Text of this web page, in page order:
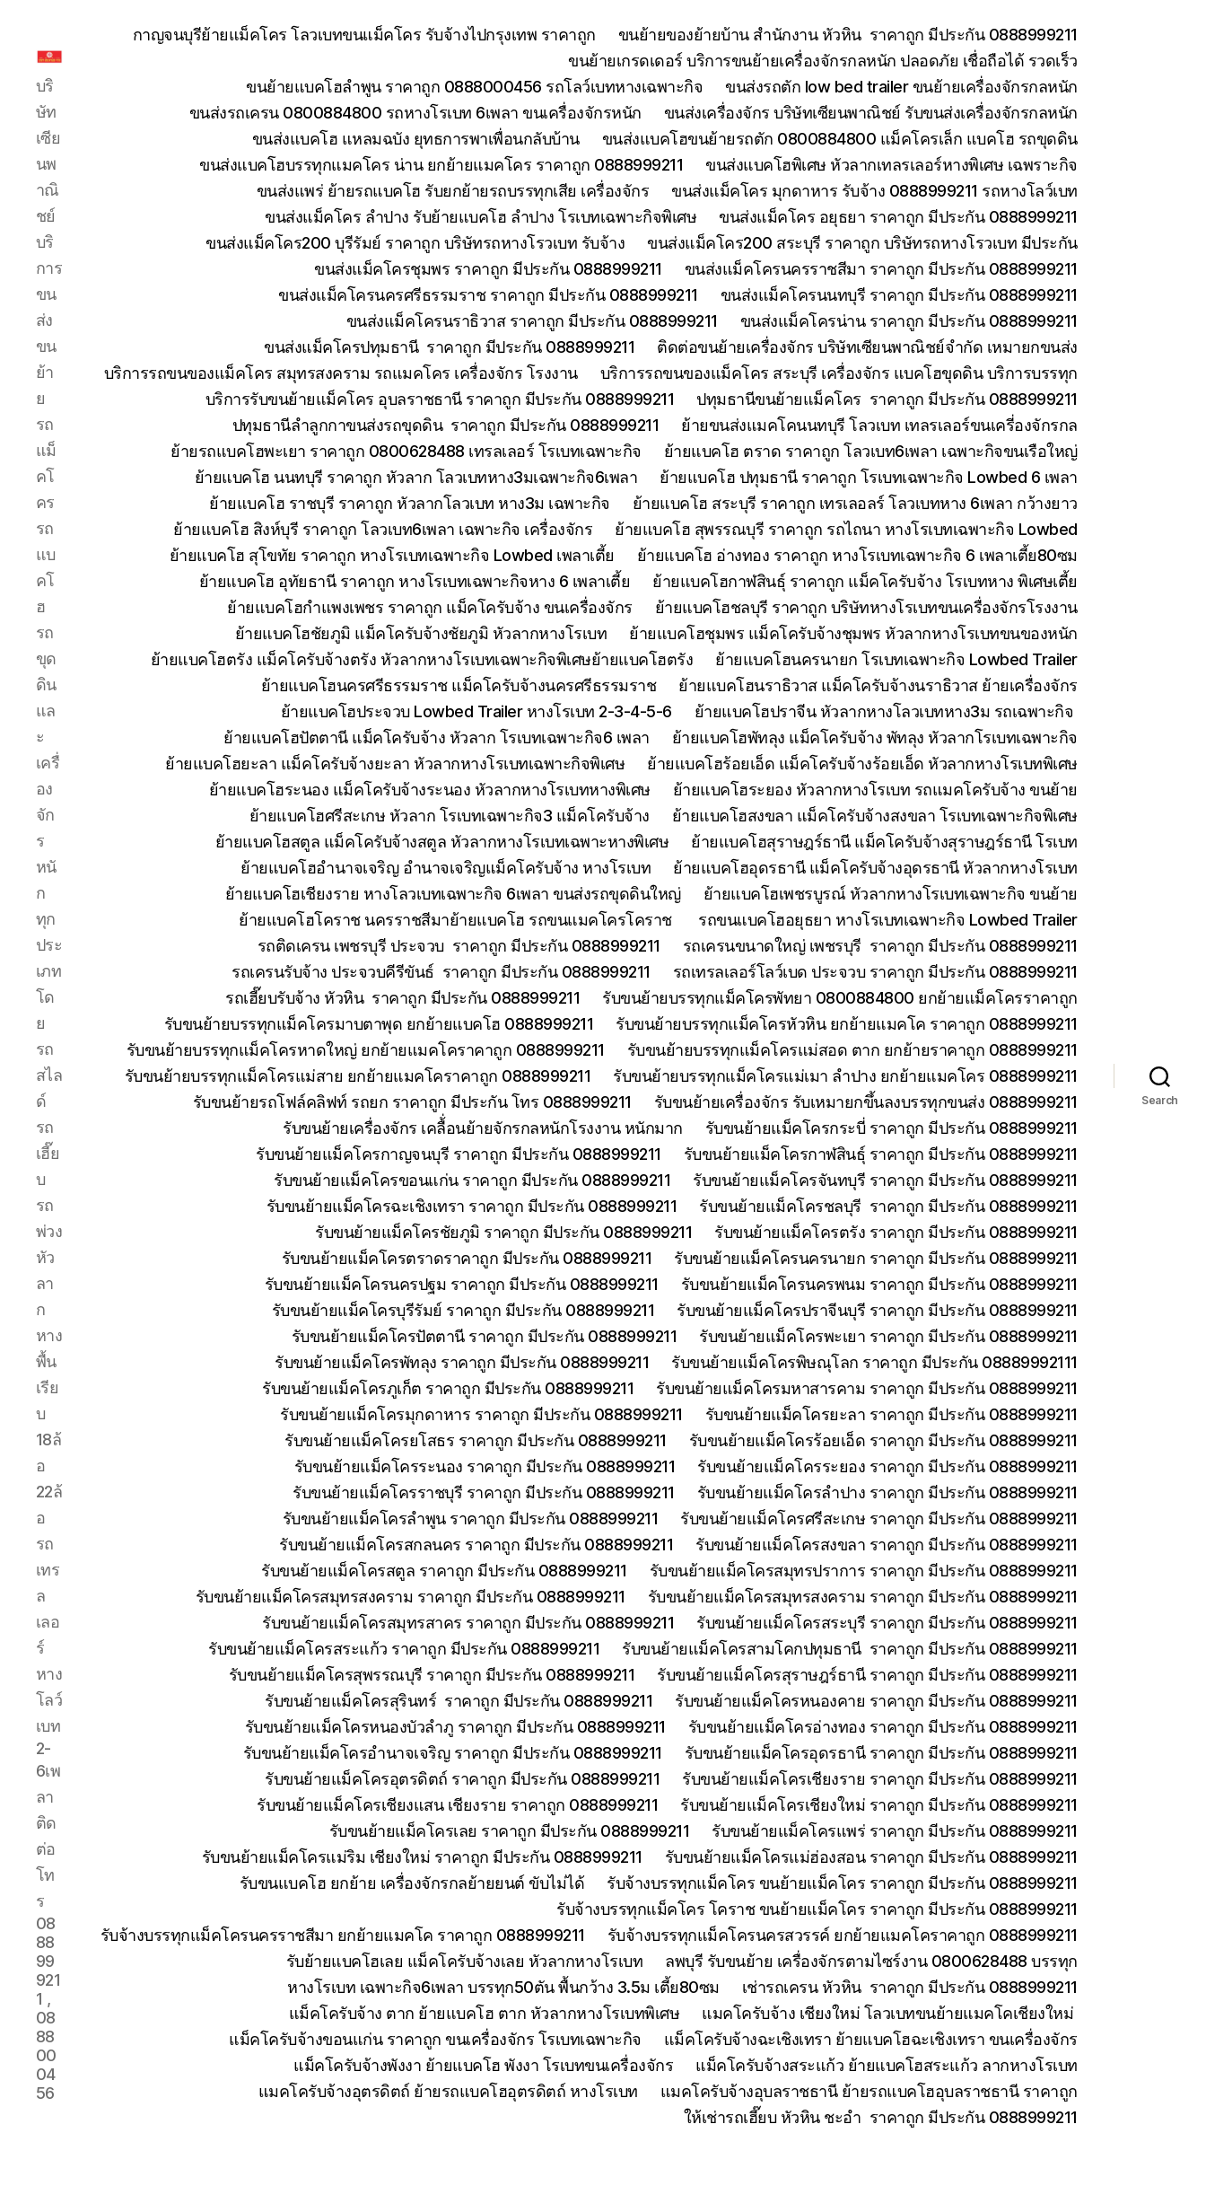
ขน
ย้าย
รถ
โฮ
ทั่ว
ประเทศ.com
บริ
ษัท
เซีย
นพ
าณิ
ชย์
บริ
การ
ขน
ส่ง
ขน
ย้า
ย
รถ
แม็
คโ
คร
รถ
แบ
คโ
ฮ
รถ
ขุด
ดิน
แล
ะ
เครื่
อง
จัก
ร
หนั
ก
ทุก
ประ
เภท
โด
ย
รถ
สไล
ด์
รถ
เฮี๊ย
บ
รถ
พ่วง
หัว
ลา
ก
หาง
พื้น
เรีย
บ
18ล้
อ
22ล้
อ
รถ
เทร
ล
เลอ
ร์
หาง
โลว์
เบท
2-
6เพ
ลา
ติด
ต่อ
โท
ร
08
88
99
921
1 ,
08
88
00
04
56
กาญจนบุรีย้ายแม็คโคร โลวเบทขนแม็คโคร รับจ้างไปกรุงเทพ ราคาถูก
ขนย้ายของย้ายบ้าน สำนักงาน หัวหิน ราคาถูก มีประกัน 0888999211
ขนย้ายเกรดเดอร์ บริการขนย้ายเครื่องจักรกลหนัก ปลอดภัย เชื่อถือได้ รวดเร็ว
ขนย้ายแบคโฮลำพูน ราคาถูก 0888000456 รถโลว์เบทหางเฉพาะกิจ
ขนส่งรถตัก low bed trailer ขนย้ายเครื่องจักรกลหนัก
ขนส่งรถเครน 0800884800 รถหางโรเบท 6เพลา ขนเครื่องจักรหนัก
ขนส่งเครื่องจักร บริษัทเซียนพาณิชย์ รับขนส่งเครื่องจักรกลหนัก
ขนส่งแบคโฮ แหลมฉบัง ยุทธการพาเพื่อนกลับบ้าน
ขนส่งแบคโฮขนย้ายรถตัก 0800884800 แม็คโครเล็ก แบคโฮ รถขุดดิน
ขนส่งแบคโฮบรรทุกแมคโคร น่าน ยกย้ายแมคโคร ราคาถูก 0888999211
ขนส่งแบคโฮพิเศษ หัวลากเทลรเลอร์หางพิเศษ เฉพราะกิจ
ขนส่งแพร่ ย้ายรถแบคโฮ รับยกย้ายรถบรรทุกเสีย เครื่องจักร
ขนส่งแม็คโคร มุกดาหาร รับจ้าง 0888999211 รถหางโลว์เบท
ขนส่งแม็คโคร ลำปาง รับย้ายแบคโฮ ลำปาง โรเบทเฉพาะกิจพิเศษ
ขนส่งแม็คโคร อยุธยา ราคาถูก มีประกัน 0888999211
ขนส่งแม็คโคร200 บุรีรัมย์ ราคาถูก บริษัทรถหางโรวเบท รับจ้าง
ขนส่งแม็คโคร200 สระบุรี ราคาถูก บริษัทรถหางโรวเบท มีประกัน
ขนส่งแม็คโครชุมพร ราคาถูก มีประกัน 0888999211
ขนส่งแม็คโครนครราชสีมา ราคาถูก มีประกัน 0888999211
ขนส่งแม็คโครนครศรีธรรมราช ราคาถูก มีประกัน 0888999211
ขนส่งแม็คโครนนทบุรี ราคาถูก มีประกัน 0888999211
ขนส่งแม็คโครนราธิวาส ราคาถูก มีประกัน 0888999211
ขนส่งแม็คโครน่าน ราคาถูก มีประกัน 0888999211
ขนส่งแม็คโครปทุมธานี ราคาถูก มีประกัน 0888999211
ติดต่อขนย้ายเครื่องจักร บริษัทเซียนพาณิชย์จำกัด เหมายกขนส่ง
บริการรถขนของแม็คโคร สมุทรสงคราม รถแมคโคร เครื่องจักร โรงงาน
บริการรถขนของแม็คโคร สระบุรี เครื่องจักร แบคโฮขุดดิน บริการบรรทุก
บริการรับขนย้ายแม็คโคร อุบลราชธานี ราคาถูก มีประกัน 0888999211
ปทุมธานีขนย้ายแม็คโคร ราคาถูก มีประกัน 0888999211
ปทุมธานีลำลูกกาขนส่งรถขุดดิน ราคาถูก มีประกัน 0888999211
ย้ายขนส่งแมคโคนนทบุรี โลวเบท เทลรเลอร์ขนเครี่องจักรกล
ย้ายรถแบคโฮพะเยา ราคาถูก 0800628488 เทรลเลอร์ โรเบทเฉพาะกิจ
ย้ายแบคโฮ ตราด ราคาถูก โลวเบท6เพลา เฉพาะกิจขนเรือใหญ่
ย้ายแบคโฮ นนทบุรี ราคาถูก หัวลาก โลวเบทหาง3มเฉพาะกิจ6เพลา
ย้ายแบคโฮ ปทุมธานี ราคาถูก โรเบทเฉพาะกิจ Lowbed 6 เพลา
ย้ายแบคโฮ ราชบุรี ราคาถูก หัวลากโลวเบท หาง3ม เฉพาะกิจ
ย้ายแบคโฮ สระบุรี ราคาถูก เทรเลอลร์ โลวเบทหาง 6เพลา กว้างยาว
ย้ายแบคโฮ สิงห์บุรี ราคาถูก โลวเบท6เพลา เฉพาะกิจ เครื่องจักร
ย้ายแบคโฮ สุพรรณบุรี ราคาถูก รถไถนา หางโรเบทเฉพาะกิจ Lowbed
ย้ายแบคโฮ สุโขทัย ราคาถูก หางโรเบทเฉพาะกิจ Lowbed เพลาเตี้ย
ย้ายแบคโฮ อ่างทอง ราคาถูก หางโรเบทเฉพาะกิจ 6 เพลาเตี้ย80ซม
ย้ายแบคโฮ อุทัยธานี ราคาถูก หางโรเบทเฉพาะกิจหาง 6 เพลาเตี้ย
ย้ายแบคโฮกาฬสินธุ์ ราคาถูก แม็คโครับจ้าง โรเบทหาง พิเศษเตี้ย
ย้ายแบคโฮกำแพงเพชร ราคาถูก แม็คโครับจ้าง ขนเครื่องจักร
ย้ายแบคโฮชลบุรี ราคาถูก บริษัทหางโรเบทขนเครื่องจักรโรงงาน
ย้ายแบคโฮชัยภูมิ แม็คโครับจ้างชัยภูมิ หัวลากหางโรเบท
ย้ายแบคโฮชุมพร แม็คโครับจ้างชุมพร หัวลากหางโรเบทขนของหนัก
ย้ายแบคโฮตรัง แม็คโครับจ้างตรัง หัวลากหางโรเบทเฉพาะกิจพิเศษย้ายแบคโฮตรัง
ย้ายแบคโฮนครนายก โรเบทเฉพาะกิจ Lowbed Trailer
ย้ายแบคโฮนครศรีธรรมราช แม็คโครับจ้างนครศรีธรรมราช
ย้ายแบคโฮนราธิวาส แม็คโครับจ้างนราธิวาส ย้ายเครื่องจักร
ย้ายแบคโฮประจวบ Lowbed Trailer หางโรเบท 2-3-4-5-6
ย้ายแบคโฮปราจีน หัวลากหางโลวเบทหาง3ม รถเฉพาะกิจ
ย้ายแบคโฮปัตตานี แม็คโครับจ้าง หัวลาก โรเบทเฉพาะกิจ6 เพลา
ย้ายแบคโฮพัทลุง แม็คโครับจ้าง พัทลุง หัวลากโรเบทเฉพาะกิจ
ย้ายแบคโฮยะลา แม็คโครับจ้างยะลา หัวลากหางโรเบทเฉพาะกิจพิเศษ
ย้ายแบคโฮร้อยเอ็ด แม็คโครับจ้างร้อยเอ็ด หัวลากหางโรเบทพิเศษ
ย้ายแบคโฮระนอง แม็คโครับจ้างระนอง หัวลากหางโรเบทหางพิเศษ
ย้ายแบคโฮระยอง หัวลากหางโรเบท รถแมคโครับจ้าง ขนย้าย
ย้ายแบคโฮศรีสะเกษ หัวลาก โรเบทเฉพาะกิจ3 แม็คโครับจ้าง
ย้ายแบคโฮสงขลา แม็คโครับจ้างสงขลา โรเบทเฉพาะกิจพิเศษ
ย้ายแบคโฮสตูล แม็คโครับจ้างสตูล หัวลากหางโรเบทเฉพาะหางพิเศษ
ย้ายแบคโฮสุราษฎร์ธานี แม็คโครับจ้างสุราษฎร์ธานี โรเบท
ย้ายแบคโฮอำนาจเจริญ อำนาจเจริญแม็คโครับจ้าง หางโรเบท
ย้ายแบคโฮอุดรธานี แม็คโครับจ้างอุดรธานี หัวลากหางโรเบท
ย้ายแบคโฮเชียงราย หางโลวเบทเฉพาะกิจ 6เพลา ขนส่งรถขุดดินใหญ่
ย้ายแบคโฮเพชรบูรณ์ หัวลากหางโรเบทเฉพาะกิจ ขนย้าย
ย้ายแบคโฮโคราช นครราชสีมาย้ายแบคโฮ รถขนแมคโครโคราช
รถขนแบคโฮอยุธยา หางโรเบทเฉพาะกิจ Lowbed Trailer
รถติดเครน เพชรบุรี ประจวบ ราคาถูก มีประกัน 0888999211
รถเครนขนาดใหญ่ เพชรบุรี ราคาถูก มีประกัน 0888999211
รถเครนรับจ้าง ประจวบคีรีขันธ์ ราคาถูก มีประกัน 0888999211
รถเทรลเลอร์โลว์เบด ประจวบ ราคาถูก มีประกัน 0888999211
รถเฮี๊ยบรับจ้าง หัวหิน ราคาถูก มีประกัน 0888999211
รับขนย้ายบรรทุกแม็คโครพัทยา 0800884800 ยกย้ายแม็คโครราคาถูก
รับขนย้ายบรรทุกแม็คโครมาบตาพุด ยกย้ายแบคโฮ 0888999211
รับขนย้ายบรรทุกแม็คโครหัวหิน ยกย้ายแมคโค ราคาถูก 0888999211
รับขนย้ายบรรทุกแม็คโครหาดใหญ่ ยกย้ายแมคโคราคาถูก 0888999211
รับขนย้ายบรรทุกแม็คโครแม่สอด ตาก ยกย้ายราคาถูก 0888999211
รับขนย้ายบรรทุกแม็คโครแม่สาย ยกย้ายแมคโคราคาถูก 0888999211
รับขนย้ายบรรทุกแม็คโครแม่เมา ลำปาง ยกย้ายแมคโคร 0888999211
รับขนย้ายรถโฟล์คลิฟท์ รถยก ราคาถูก มีประกัน โทร 0888999211
รับขนย้ายเครื่องจักร รับเหมายกขึ้นลงบรรทุกขนส่ง 0888999211
รับขนย้ายเครื่องจักร เคลื้่อนย้ายจักรกลหนักโรงงาน หนักมาก
รับขนย้ายแม็คโครกระบี่ ราคาถูก มีประกัน 0888999211
รับขนย้ายแม็คโครกาญจนบุรี ราคาถูก มีประกัน 0888999211
รับขนย้ายแม็คโครกาฬสินธุ์ ราคาถูก มีประกัน 0888999211
รับขนย้ายแม็คโครขอนแก่น ราคาถูก มีประกัน 0888999211
รับขนย้ายแม็คโครจันทบุรี ราคาถูก มีประกัน 0888999211
รับขนย้ายแม็คโครฉะเชิงเทรา ราคาถูก มีประกัน 0888999211
รับขนย้ายแม็คโครชลบุรี ราคาถูก มีประกัน 0888999211
รับขนย้ายแม็คโครชัยภูมิ ราคาถูก มีประกัน 0888999211
รับขนย้ายแม็คโครตรัง ราคาถูก มีประกัน 0888999211
รับขนย้ายแม็คโครตราดราคาถูก มีประกัน 0888999211
รับขนย้ายแม็คโครนครนายก ราคาถูก มีประกัน 0888999211
รับขนย้ายแม็คโครนครปฐม ราคาถูก มีประกัน 0888999211
รับขนย้ายแม็คโครนครพนม ราคาถูก มีประกัน 0888999211
รับขนย้ายแม็คโครบุรีรัมย์ ราคาถูก มีประกัน 0888999211
รับขนย้ายแม็คโครปราจีนบุรี ราคาถูก มีประกัน 0888999211
รับขนย้ายแม็คโครปัตตานี ราคาถูก มีประกัน 0888999211
รับขนย้ายแม็คโครพะเยา ราคาถูก มีประกัน 0888999211
รับขนย้ายแม็คโครพัทลุง ราคาถูก มีประกัน 0888999211
รับขนย้ายแม็คโครพิษณุโลก ราคาถูก มีประกัน 08889992111
รับขนย้ายแม็คโครภูเก็ต ราคาถูก มีประกัน 0888999211
รับขนย้ายแม็คโครมหาสารคาม ราคาถูก มีประกัน 0888999211
รับขนย้ายแม็คโครมุกดาหาร ราคาถูก มีประกัน 0888999211
รับขนย้ายแม็คโครยะลา ราคาถูก มีประกัน 0888999211
รับขนย้ายแม็คโครยโสธร ราคาถูก มีประกัน 0888999211
รับขนย้ายแม็คโครร้อยเอ็ด ราคาถูก มีประกัน 0888999211
รับขนย้ายแม็คโครระนอง ราคาถูก มีประกัน 0888999211
รับขนย้ายแม็คโครระยอง ราคาถูก มีประกัน 0888999211
รับขนย้ายแม็คโครราชบุรี ราคาถูก มีประกัน 0888999211
รับขนย้ายแม็คโครลำปาง ราคาถูก มีประกัน 0888999211
รับขนย้ายแม็คโครลำพูน ราคาถูก มีประกัน 0888999211
รับขนย้ายแม็คโครศรีสะเกษ ราคาถูก มีประกัน 0888999211
รับขนย้ายแม็คโครสกลนคร ราคาถูก มีประกัน 0888999211
รับขนย้ายแม็คโครสงขลา ราคาถูก มีประกัน 0888999211
รับขนย้ายแม็คโครสตูล ราคาถูก มีประกัน 0888999211
รับขนย้ายแม็คโครสมุทรปราการ ราคาถูก มีประกัน 0888999211
รับขนย้ายแม็คโครสมุทรสงคราม ราคาถูก มีประกัน 0888999211
รับขนย้ายแม็คโครสมุทรสงคราม ราคาถูก มีประกัน 0888999211
รับขนย้ายแม็คโครสมุทรสาคร ราคาถูก มีประกัน 0888999211
รับขนย้ายแม็คโครสระบุรี ราคาถูก มีประกัน 0888999211
รับขนย้ายแม็คโครสระแก้ว ราคาถูก มีประกัน 0888999211
รับขนย้ายแม็คโครสามโคกปทุมธานี ราคาถูก มีประกัน 0888999211
รับขนย้ายแม็คโครสุพรรณบุรี ราคาถูก มีประกัน 0888999211
รับขนย้ายแม็คโครสุราษฎร์ธานี ราคาถูก มีประกัน 0888999211
รับขนย้ายแม็คโครสุรินทร์ ราคาถูก มีประกัน 0888999211
รับขนย้ายแม็คโครหนองคาย ราคาถูก มีประกัน 0888999211
รับขนย้ายแม็คโครหนองบัวลำภู ราคาถูก มีประกัน 0888999211
รับขนย้ายแม็คโครอ่างทอง ราคาถูก มีประกัน 0888999211
รับขนย้ายแม็คโครอำนาจเจริญ ราคาถูก มีประกัน 0888999211
รับขนย้ายแม็คโครอุดรธานี ราคาถูก มีประกัน 0888999211
รับขนย้ายแม็คโครอุตรดิตถ์ ราคาถูก มีประกัน 0888999211
รับขนย้ายแม็คโครเชียงราย ราคาถูก มีประกัน 0888999211
รับขนย้ายแม็คโครเชียงแสน เชียงราย ราคาถูก 0888999211
รับขนย้ายแม็คโครเชียงใหม่ ราคาถูก มีประกัน 0888999211
รับขนย้ายแม็คโครเลย ราคาถูก มีประกัน 0888999211
รับขนย้ายแม็คโครแพร่ ราคาถูก มีประกัน 0888999211
รับขนย้ายแม็คโครแม่ริม เชียงใหม่ ราคาถูก มีประกัน 0888999211
รับขนย้ายแม็คโครแม่ฮ่องสอน ราคาถูก มีประกัน 0888999211
รับขนแบคโฮ ยกย้าย เครื่องจักรกลย้ายยนต์ ขับไม่ได้
รับจ้างบรรทุกแม็คโคร ขนย้ายแม็คโคร ราคาถูก มีประกัน 0888999211
รับจ้างบรรทุกแม็คโคร โคราช ขนย้ายแม็คโคร ราคาถูก มีประกัน 0888999211
รับจ้างบรรทุกแม็คโครนครราชสีมา ยกย้ายแมคโค ราคาถูก 0888999211
รับจ้างบรรทุกแม็คโครนครสวรรค์ ยกย้ายแมคโคราคาถูก 0888999211
รับย้ายแบคโฮเลย แม็คโครับจ้างเลย หัวลากหางโรเบท
ลพบุรี รับขนย้าย เครื่องจักรตามไซร์งาน 0800628488 บรรทุก
หางโรเบท เฉพาะกิจ6เพลา บรรทุก50ตัน พื้นกว้าง 3.5ม เตี้ย80ซม
เช่ารถเครน หัวหิน ราคาถูก มีประกัน 0888999211
แม็คโครับจ้าง ตาก ย้ายแบคโฮ ตาก หัวลากหางโรเบทพิเศษ
แมคโครับจ้าง เชียงใหม่ โลวเบทขนย้ายแมคโคเชียงใหม่
แม็คโครับจ้างขอนแก่น ราคาถูก ขนเครื่องจักร โรเบทเฉพาะกิจ
แม็คโครับจ้างฉะเชิงเทรา ย้ายแบคโฮฉะเชิงเทรา ขนเครื่องจักร
แม็คโครับจ้างพังงา ย้ายแบคโฮ พังงา โรเบทขนเครื่องจักร
แม็คโครับจ้างสระแก้ว ย้ายแบคโฮสระแก้ว ลากหางโรเบท
แมคโครับจ้างอุตรดิตถ์ ย้ายรถแบคโฮอุตรดิตถ์ หางโรเบท
แมคโครับจ้างอุบลราชธานี ย้ายรถแบคโฮอุบลราชธานี ราคาถูก
ให้เช่ารถเฮี๊ยบ หัวหิน ชะอำ ราคาถูก มีประกัน 0888999211
Search